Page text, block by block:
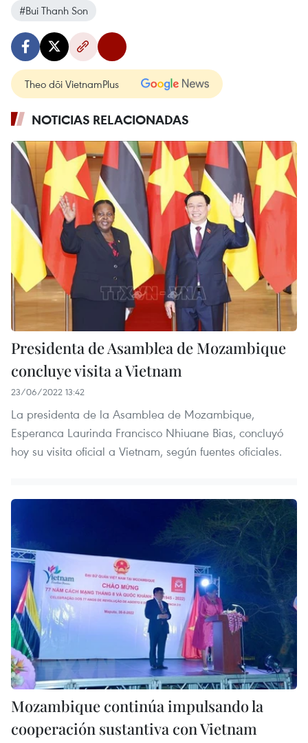
#Bui Thanh Son
Theo dõi VietnamPlus
NOTICIAS RELACIONADAS
Presidenta de Asamblea de Mozambique
concluye visita a Vietnam
23/06/2022 13:42
La presidenta de la Asamblea de Mozambique,
Esperanca Laurinda Francisco Nhiuane Bias, concluyó
hoy su visita oficial a Vietnam, según fuentes oficiales.
Mozambique continúa impulsando la
cooperación sustantiva con Vietnam